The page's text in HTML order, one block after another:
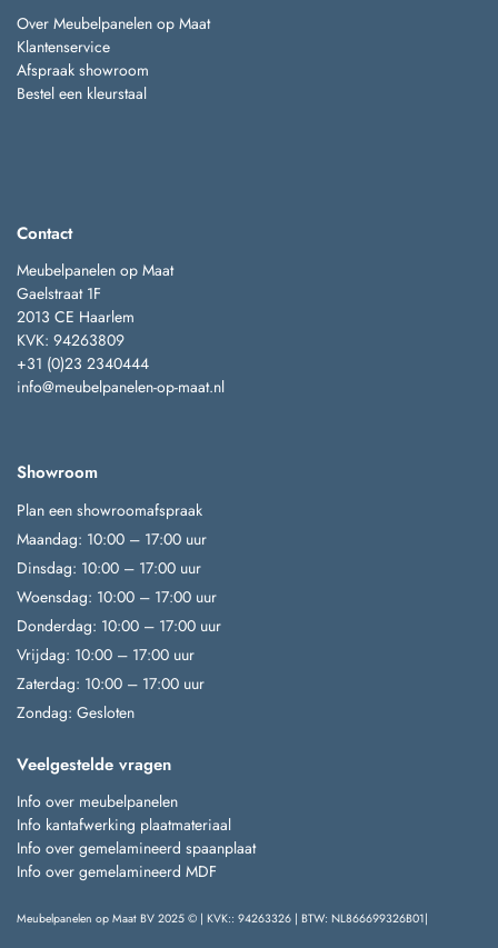
Over Meubelpanelen op Maat
Klantenservice
Afspraak showroom
Bestel een kleurstaal
Contact
Meubelpanelen op Maat
Gaelstraat 1F
2013 CE Haarlem
KVK: 94263809
+31 (0)23 2340444
info@meubelpanelen-op-maat.nl
Showroom
Plan een showroomafspraak
Maandag: 10:00 – 17:00 uur
Dinsdag: 10:00 – 17:00 uur
Woensdag: 10:00 – 17:00 uur
Donderdag: 10:00 – 17:00 uur
Vrijdag: 10:00 – 17:00 uur
Zaterdag: 10:00 – 17:00 uur
Zondag: Gesloten
Veelgestelde vragen
Info over meubelpanelen
Info kantafwerking plaatmateriaal
Info over gemelamineerd spaanplaat
Info over gemelamineerd MDF
Meubelpanelen op Maat BV 2025 © | KVK:: 94263326 | BTW: NL866699326B01|